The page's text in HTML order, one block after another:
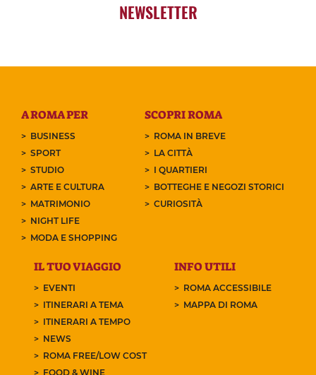
NEWSLETTER
A ROMA PER
BUSINESS
SPORT
STUDIO
ARTE E CULTURA
MATRIMONIO
NIGHT LIFE
MODA E SHOPPING
SCOPRI ROMA
ROMA IN BREVE
LA CITTÀ
I QUARTIERI
BOTTEGHE E NEGOZI STORICI
CURIOSITÀ
IL TUO VIAGGIO
EVENTI
ITINERARI A TEMA
ITINERARI A TEMPO
NEWS
ROMA FREE/LOW COST
FOOD & WINE
INFO UTILI
ROMA ACCESSIBILE
MAPPA DI ROMA